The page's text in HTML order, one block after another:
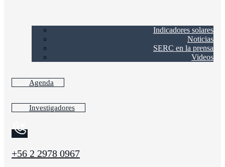
Indicadores solares
Noticias
SERC en la prensa
Videos
Agenda
Investigadores
+56 2 2978 0967